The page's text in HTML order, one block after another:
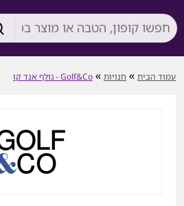
עמוד הבית » חנויות » Golf&Co - גולף אנד קו